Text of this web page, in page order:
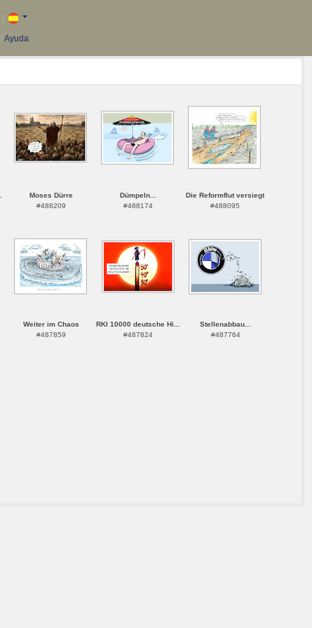
Ayuda
Moses Dürre
#488209
Dümpeln...
#488174
Die Reformflut versiegt
#488095
Weiter im Chaos
#487859
RKI 10000 deutsche Hi...
#487824
Stellenabbau...
#487764